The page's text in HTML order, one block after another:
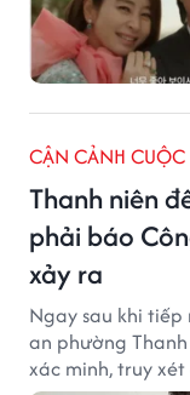
CẬN CẢNH
Thanh niên
phải báo
xảy ra
Ngay sau khi
an phường
xác minh, truy